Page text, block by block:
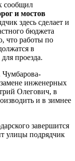
сообщил
и мостов
здесь сделает и
бюджета
что работы по
в
проезда.
Чумбарова-
инженерных
Олегович, в
и в зимнее
завершится
улицы подрядчик